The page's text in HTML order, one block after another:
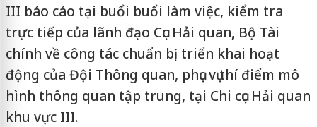
III báo cáo tại buổi buổi làm việc, kiểm tra
trực tiếp của lãnh đạo Cục Hải quan, Bộ Tài
chính về công tác chuẩn bị triển khai hoạt
động của Đội Thông quan, phục vụ thí điểm mô
hình thông quan tập trung, tại Chi cục Hải quan
khu vực III.